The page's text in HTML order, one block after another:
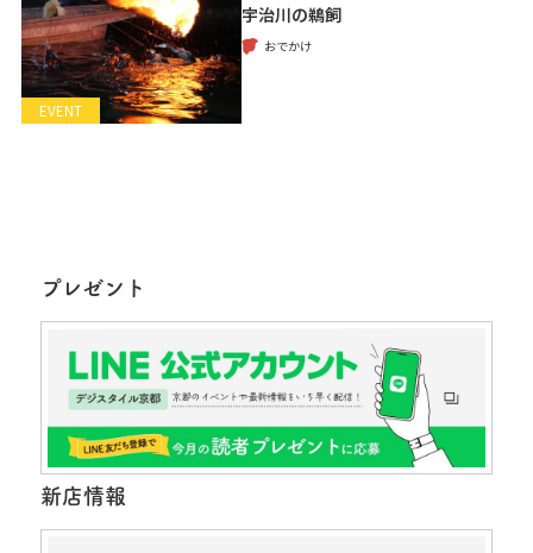
EVENT
宇治川の鵜飼
おでかけ
プレゼント
新店情報